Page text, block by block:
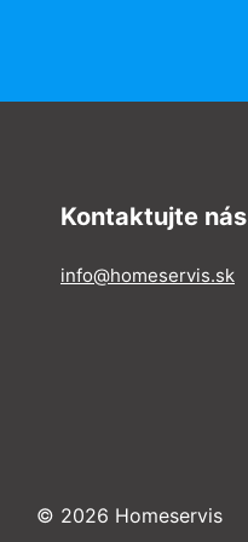
Kontaktujte nás
info@homeservis.sk
© 2026 Homeservis